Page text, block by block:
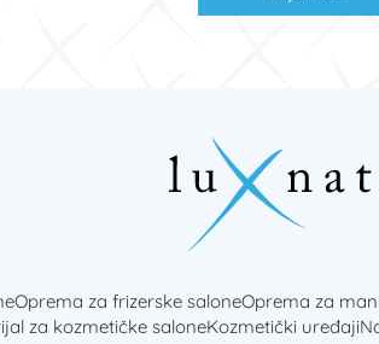
Oprema za frizerske saloneOprema za
za kozmetičke saloneKozmetički uređaji